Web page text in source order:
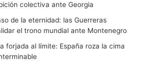
colectiva ante Georgia
de la eternidad: las Guerreras
el trono mundial ante Montenegro
forjada al límite: España roza la cima